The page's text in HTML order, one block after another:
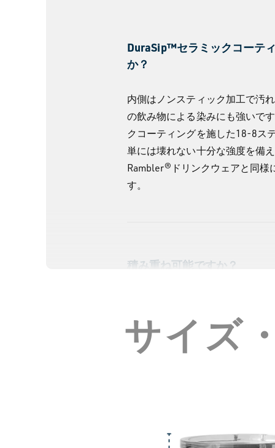
DuraSip™セラミックコーテ
か？
内側はノンスティック加工で汚
の飲み物による染みにも強いで
クコーティングを施した18-8ス
単には壊れない十分な強度を備
Rambler®ドリンクウェアと同様
す。
積み重ね可能ですか？
カップホルダーに収まります
サイズ